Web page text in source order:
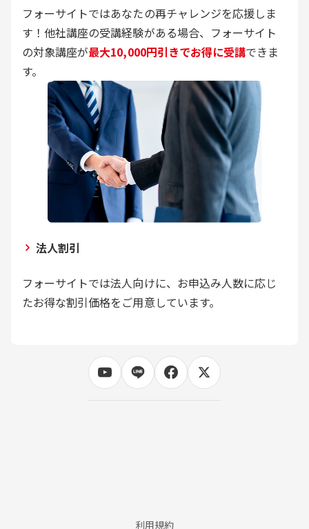
フォーサイトではあなたの再チャレンジを応援しま
す！他社講座の受講経験がある場合、フォーサイト
の対象講座が最大10,000円引きでお得に受講できま
す。
法人割引
フォーサイトでは法人向けに、お申込み人数に応じ
たお得な割引価格をご用意しています。
利用規約